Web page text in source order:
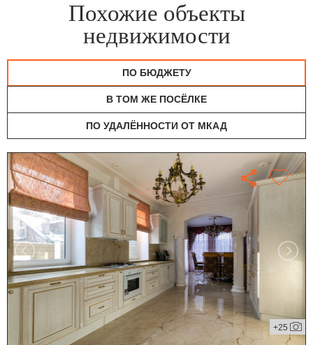
Похожие объекты
недвижимости
ПО БЮДЖЕТУ
В ТОМ ЖЕ ПОСЁЛКЕ
ПО УДАЛЁННОСТИ ОТ МКАД
+25